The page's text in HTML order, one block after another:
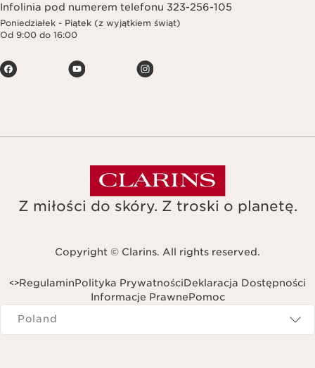
Infolinia pod numerem telefonu 323-256-105
Poniedziałek - Piątek (z wyjątkiem świąt)
Od 9:00 do 16:00
Z miłości do skóry. Z troski o planetę.
Copyright © Clarins. All rights reserved.
RegulaminPolityka PrywatnościDeklaracja Dostępności
<
Informacje Prawne
>
Pomoc
Navigates to
Poland